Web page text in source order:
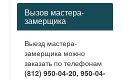
Вызов мастера-
замерщика
Выезд мастера-
замерщика можно
заказать по телефонам
(812) 950-04-20, 950-04-